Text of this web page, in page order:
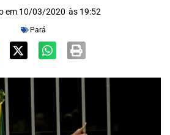
em 10/03/2020 às 19:52
Pará